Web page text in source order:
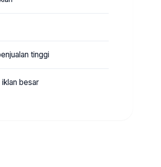
tinggi
iklan besar